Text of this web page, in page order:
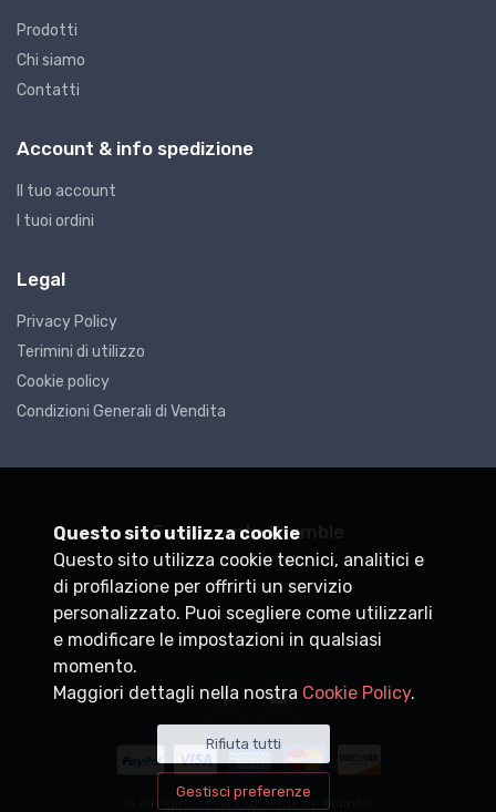
G7 - Godroni
€8.08
Prodotti
Chi siamo
Contatti
Account & info spedizione
Il tuo account
I tuoi ordini
Legal
Privacy Policy
Terimini di utilizzo
Cookie policy
Condizioni Generali di Vendita
Ferramenta Xtumble
P.IVADEMO0000000
+39
info@xtumble.com
© All rights reserved. Made by
Questo sito utilizza cookie
Questo sito utilizza cookie tecnici, analitici e
di profilazione per offrirti un servizio
personalizzato. Puoi scegliere come utilizzarli
e modificare le impostazioni in qualsiasi
momento.
Maggiori dettagli nella nostra Cookie Policy.
Rifiuta tutti
Gestisci preferenze